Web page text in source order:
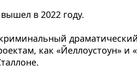
в 2022 году.
как «Йеллоустоун» и